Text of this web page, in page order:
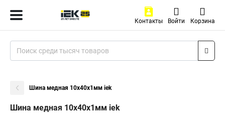
Контакты Войти Корзина
Шина медная 10x40x1мм iek
Шина медная 10x40x1мм iek